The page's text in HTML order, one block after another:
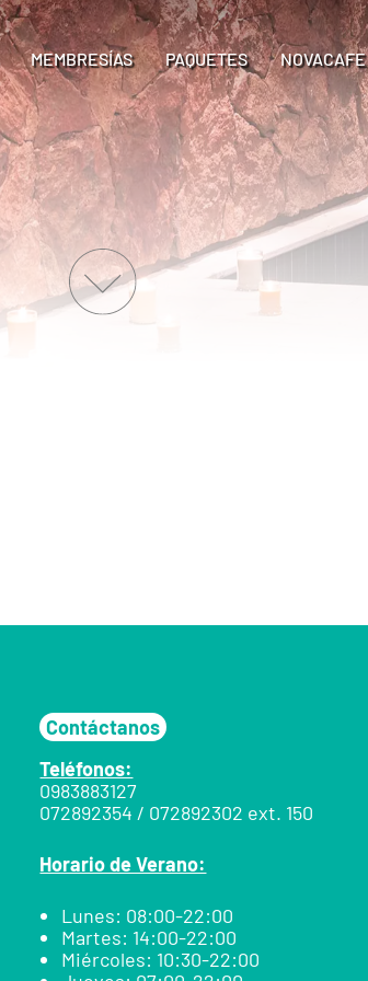
MEMBRESÍAS PAQUETES NOVACAFE
Contáctanos
Teléfonos:
0983883127
072892354 / 072892302 ext. 150
Horario de Verano:
Lunes: 08:00-22:00
Martes: 14:00-22:00
Miércoles: 10:30-22:00